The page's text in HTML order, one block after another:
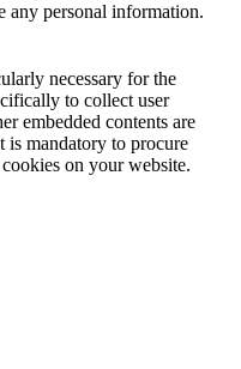
any personal information.
necessary for the
to collect user
embedded contents are
is mandatory to procure
on your website.